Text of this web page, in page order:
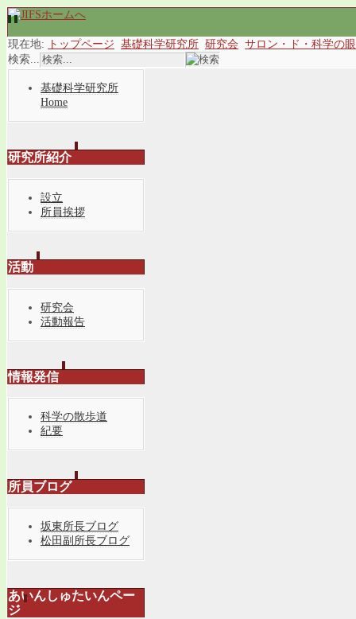
現在地: トップページ 基礎科学研究所 研究会 サロン・ド・科学の
検索...
基礎科学研究所
Home
研究所紹介
設立
所員挨拶
活動
研究会
活動報告
情報発信
科学の散歩道
紀要
所員ブログ
坂東所長ブログ
松田副所長ブログ
あいんしゅたいんペー
ジ